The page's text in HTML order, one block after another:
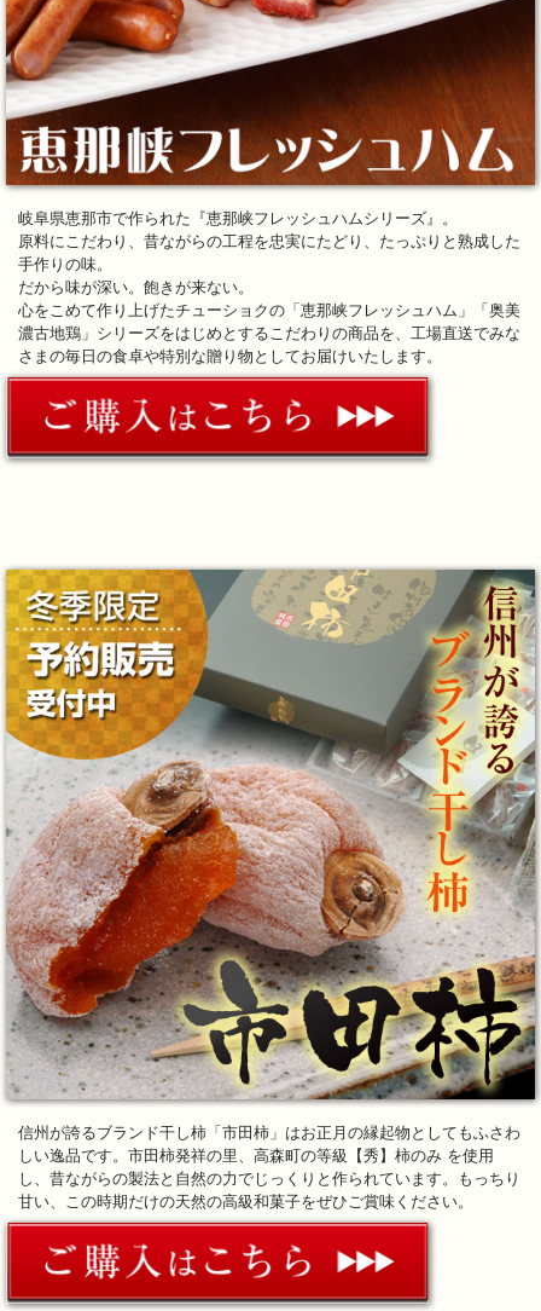
岐阜県恵那市で作られた『恵那峡フレッシュハムシリーズ』。
原料にこだわり、昔ながらの工程を忠実にたどり、たっぷりと熟成した
手作りの味。
だから味が深い。飽きが来ない。
心をこめて作り上げたチューショクの「恵那峡フレッシュハム」「奥美
濃古地鶏」シリーズをはじめとするこだわりの商品を、工場直送でみな
さまの毎日の食卓や特別な贈り物としてお届けいたします。
信州が誇るブランド干し柿「市田柿」はお正月の縁起物としてもふさわ
しい逸品です。市田柿発祥の里、高森町の等級【秀】柿のみ を使用
し、昔ながらの製法と自然の力でじっくりと作られています。もっちり
甘い、この時期だけの天然の高級和菓子をぜひご賞味ください。